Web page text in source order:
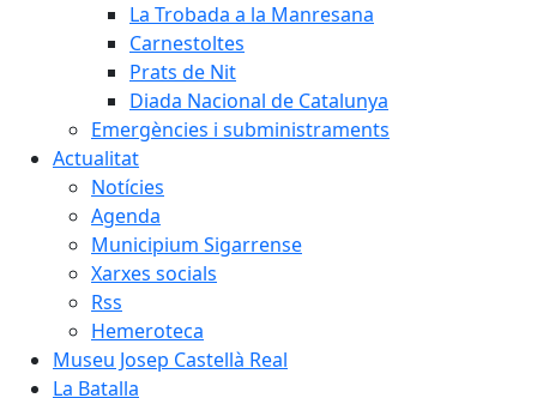
La Trobada a la Manresana
Carnestoltes
Prats de Nit
Diada Nacional de Catalunya
Emergències i subministraments
Actualitat
Notícies
Agenda
Municipium Sigarrense
Xarxes socials
Rss
Hemeroteca
Museu Josep Castellà Real
La Batalla